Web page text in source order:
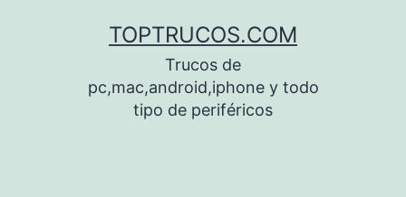
TOPTRUCOS.COM
Trucos de
pc,mac,android,iphone y todo
tipo de periféricos